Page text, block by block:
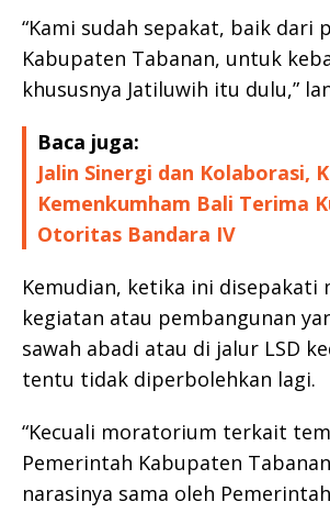
“Kami sudah sepakat, baik dari
Kabupaten Tabanan, untuk
khususnya Jatiluwih itu dulu,”
Baca juga:
Jalin Sinergi dan Kolaborasi,
Kemenkumham Bali Terima
Otoritas Bandara IV
Kemudian, ketika ini disepakati
kegiatan atau pembangunan
sawah abadi atau di jalur LSD
tentu tidak diperbolehkan lagi.
“Kecuali moratorium terkait
Pemerintah Kabupaten
narasinya sama oleh